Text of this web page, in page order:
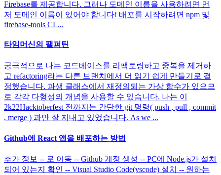
Firebase를 제공합니다. 그러나 도메인 이름을 사용하려면 먼
저 도메인 이름이 있어야 합니다! 배포를 시작하려면 npm 및
firebase-tools CL...
타임머신의 팰퍼틴
궁극적으로 나는 코드베이스를 리팩토링하고 중복을 제거하
고 refactoring라는 다른 브랜치에서 더 읽기 쉽게 만들기로 결
정했습니다. 파생 클래스에서 재정의되는 가상 함수가 있으므
로 각각 다형성의 개념을 사용할 수 있습니다. 나는 이
2k22Hacktoberfest 전까지는 간단한 git 명령( push , pull , commit
, merge ) 과만 잘 지내고 있었습니다. As we ...
Github에 React 앱을 배포하는 방법
추가 정보 -- 로 이동 -- Github 계정 생성 -- PC에 Node.js가 설치
되어 있는지 확인 -- Visual Studio Code(vscode) 설치 -- 원하는